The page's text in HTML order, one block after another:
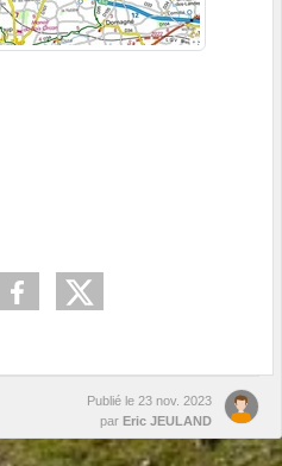
Publié le 23 nov. 2023
par Eric JEULAND